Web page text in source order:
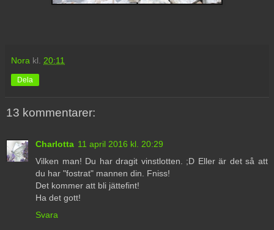
Nora kl. 20:11
Dela
13 kommentarer:
Charlotta 11 april 2016 kl. 20:29
Vilken man! Du har dragit vinstlotten. ;D Eller är det så att
du har "fostrat" mannen din. Fniss!
Det kommer att bli jättefint!
Ha det gott!
Svara